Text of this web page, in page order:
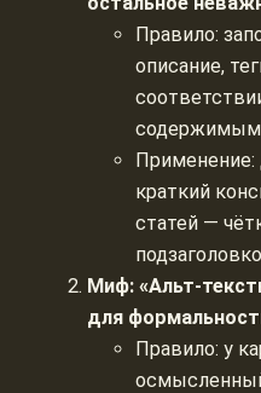
Правило:
описание,
Применение:
краткий
статей —
Миф:
для
Правило: у